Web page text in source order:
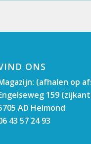
ONS
(afhalen op
159
AD Helmond
43 57 24 93